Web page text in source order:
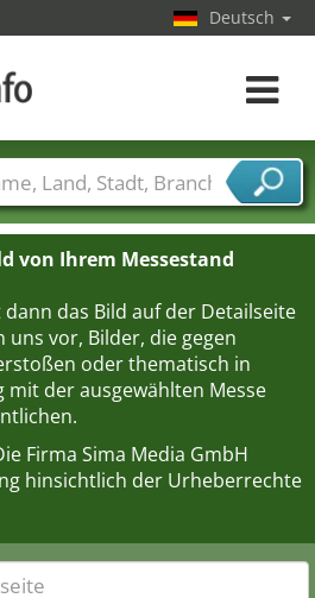
von Ihrem Messestand
das Bild auf der Detailseite
uns vor, Bilder, die gegen
oder thematisch in
mit der ausgewählten Messe
Firma Sima Media GmbH
hinsichtlich der Urheberrechte
Deutsch
Toggle
Städte
Branchen